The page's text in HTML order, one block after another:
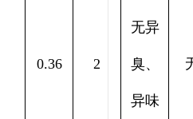
0.36 2
无异
臭、
异味